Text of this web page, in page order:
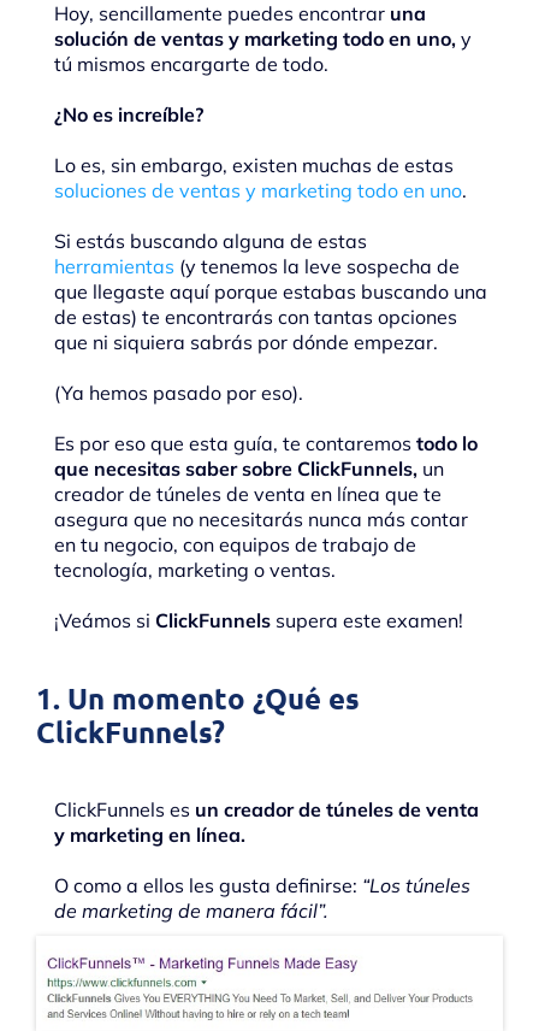
Hoy, sencillamente puedes encontrar una
solución de ventas y marketing todo en uno, y
tú mismos encargarte de todo.
¿No es increíble?
Lo es, sin embargo, existen muchas de estas
soluciones de ventas y marketing todo en uno.
Si estás buscando alguna de estas
herramientas (y tenemos la leve sospecha de
que llegaste aquí porque estabas buscando una
de estas) te encontrarás con tantas opciones
que ni siquiera sabrás por dónde empezar.
(Ya hemos pasado por eso).
Es por eso que esta guía, te contaremos todo lo
que necesitas saber sobre ClickFunnels, un
creador de túneles de venta en línea que te
asegura que no necesitarás nunca más contar
en tu negocio, con equipos de trabajo de
tecnología, marketing o ventas.
¡Veámos si ClickFunnels supera este examen!
1. Un momento ¿Qué es
ClickFunnels?
ClickFunnels es un creador de túneles de venta
y marketing en línea.
O como a ellos les gusta definirse: “Los túneles
de marketing de manera fácil”.